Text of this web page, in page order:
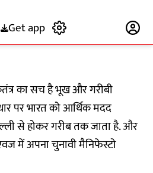
Get app
का सच है भूख और गरीबी
पर भारत को आर्थिक मदद
से होकर गरीब तक जाता है. और
में अपना चुनावी मैनिफेस्टो